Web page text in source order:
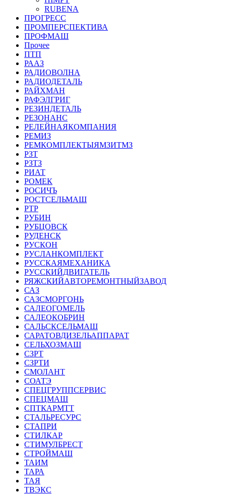
RUBENA
ПРОГРЕСС
ПРОМПЕРСПЕКТИВА
ПРОФМАШ
Прочее
ПТП
РААЗ
РАДИОВОЛНА
РАДИОДЕТАЛЬ
РАЙХМАН
РАФЭЛГРИГ
РЕЗИНДЕТАЛЬ
РЕЗОНАНС
РЕЛЕЙНАЯКОМПАНИЯ
РЕМИЗ
РЕМКОМПЛЕКТЫЯМЗИТМЗ
РЗТ
РЗТЗ
РИАТ
РОМЕК
РОСИЧЪ
РОСТСЕЛЬМАШ
РТР
РУБИН
РУБЦОВСК
РУДЕНСК
РУСКОН
РУСЛАНКОМПЛЕКТ
РУССКАЯМЕХАНИКА
РУССКИЙДВИГАТЕЛЬ
РЯЖСКИЙАВТОРЕМОНТНЫЙЗАВОД
САЗ
САЗСМОРГОНЬ
САЛЕОГОМЕЛЬ
САЛЕОКОБРИН
САЛЬСКСЕЛЬМАШ
САРАТОВДИЗЕЛЬАППАРАТ
СЕЛЬХОЗМАШ
СЗРТ
СЗРТИ
СМОЛАНТ
СОАТЭ
СПЕЦГРУППСЕРВИС
СПЕЦМАШ
СПТКАРМТТ
СТАЛЬРЕСУРС
СТАПРИ
СТИЛКАР
СТИМУЛБРЕСТ
СТРОЙМАШ
ТАИМ
ТАРА
ТАЯ
ТВЭКС